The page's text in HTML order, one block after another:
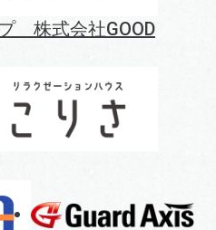
株式会社GOOD